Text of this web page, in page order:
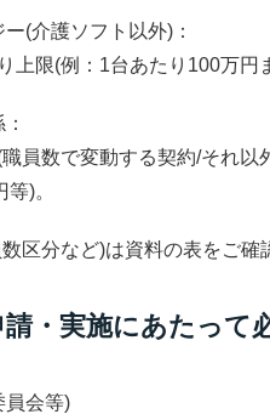
(介護ソフト以外) ：
上限(例：1台あたり100万円
：
員数で変動する契約/それ以
)。
区分など)は資料の表をご確
・実施にあたって
員会等)